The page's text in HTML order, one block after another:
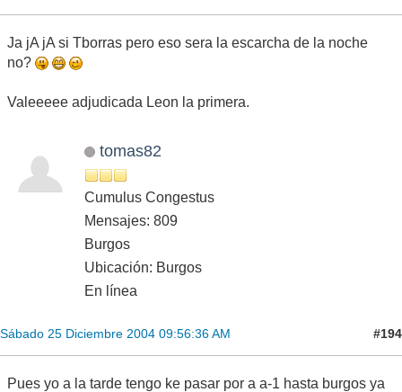
Ja jA jA si Tborras pero eso sera la escarcha de la noche
no?
Valeeeee adjudicada Leon la primera.
tomas82
Cumulus Congestus
Mensajes: 809
Burgos
Ubicación: Burgos
En línea
Sábado 25 Diciembre 2004 09:56:36 AM #194
Pues yo a la tarde tengo ke pasar por a a-1 hasta burgos ya